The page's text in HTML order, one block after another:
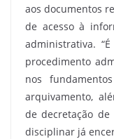
aos documentos
de acesso à
administrativa.
procedimento
nos
arquivamento,
de decretação
disciplinar já